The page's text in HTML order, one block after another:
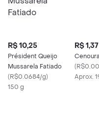
R$ 10,25
Président Queijo
Mussarela Fatiado
(R$0.0684/g)
150 g
R$ 1,37
Cenoura
(
Aprox.